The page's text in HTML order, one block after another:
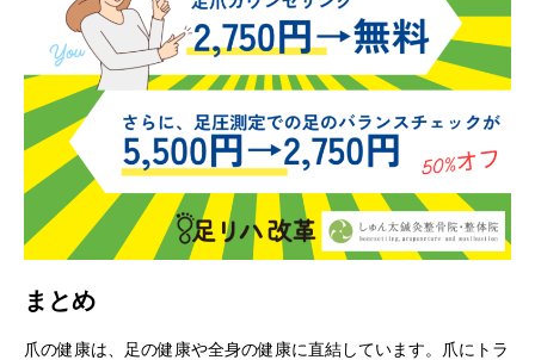
まとめ
爪の健康は、足の健康や全身の健康に直結しています。爪にトラ